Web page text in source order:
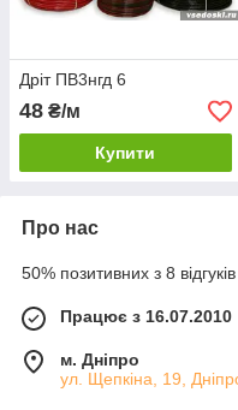
Дріт ПВ3нгд 6
48 ₴/м
Купити
Про нас
50% позитивних з 8 відгуків
Працює з 16.07.2010
м. Дніпро
ул. Щепкіна, 19,